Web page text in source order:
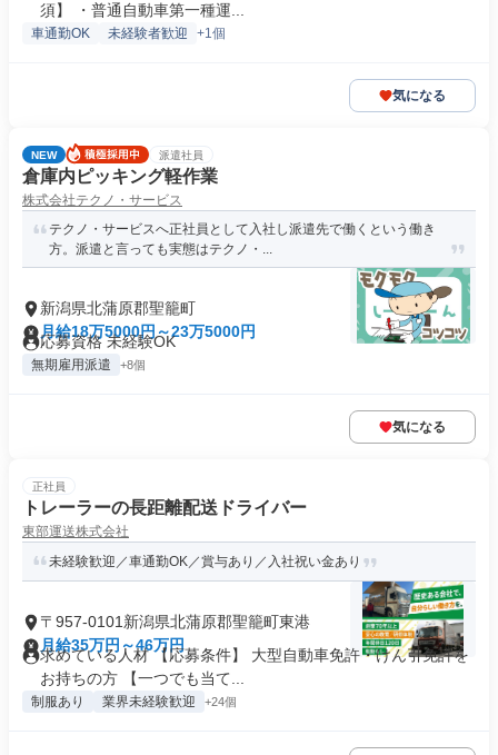
須】 ・普通自動車第一種運...
車通勤OK 未経験者歓迎 +1個
気になる
NEW 派遣社員
倉庫内ピッキング軽作業
株式会社テクノ・サービス
テクノ・サービスへ正社員として入社し派遣先で働くという働き
方。派遣と言っても実態はテクノ・...
新潟県北蒲原郡聖籠町
月給18万5000円～23万5000円
応募資格 未経験OK
無期雇用派遣 +8個
気になる
正社員
トレーラーの長距離配送ドライバー
東部運送株式会社
未経験歓迎／車通勤OK／賞与あり／入社祝い金あり
〒957-0101新潟県北蒲原郡聖籠町東港
月給35万円～46万円
求めている人材 【応募条件】 大型自動車免許・けん引免許を
お持ちの方 【一つでも当て...
制服あり 業界未経験歓迎 +24個